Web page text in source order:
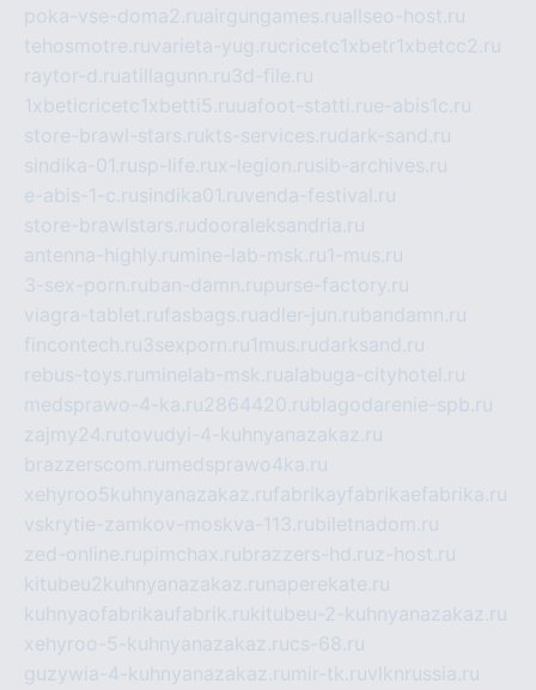
poka-vse-doma2.ruairgungames.ruallseo-host.ru
tehosmotre.ruvarieta-yug.rucricetc1xbetr1xbetcc2.ru
raytor-d.ruatillagunn.ru3d-file.ru
1xbeticricetc1xbetti5.ruuafoot-statti.rue-abis1c.ru
store-brawl-stars.rukts-services.rudark-sand.ru
sindika-01.rusp-life.rux-legion.rusib-archives.ru
e-abis-1-c.rusindika01.ruvenda-festival.ru
store-brawlstars.rudooraleksandria.ru
antenna-highly.ru mine-lab-msk.ru1-mus.ru
3-sex-porn.ruban-damn.rupurse-factory.ru
viagra-tablet.rufasbags.ruadler-jun.rubandamn.ru
fincontech.ru3sexporn.ru1mus.rudarksand.ru
rebus-toys.ru minelab-msk.rualabuga-cityhotel.ru
medsprawo-4-ka.ru2864420.rublagodarenie-spb.ru
zajmy24.rutovudyi-4-kuhnyanazakaz.ru
brazzerscom.ru medsprawo4ka.ru
xehyroo5kuhnyanazakaz.rufabrikayfabrikaefabrika.ru
vskrytie-zamkov-moskva-113.rubiletnadom.ru
zed-online.rupimchax.rubrazzers-hd.ruz-host.ru
kitubeu2kuhnyanazakaz.ru naperekate.ru
kuhnyaofabrikaufabrik.rukitubeu-2-kuhnyanazakaz.ru
xehyroo-5-kuhnyanazakaz.rucs-68.ru
guzywia-4-kuhnyanazakaz.ru mir-tk.ruvlknrussia.ru